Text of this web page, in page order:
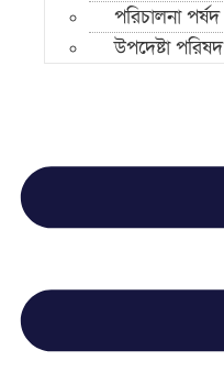
পরিচালনা পর্ষদ
উপদেষ্টা পরিষদ